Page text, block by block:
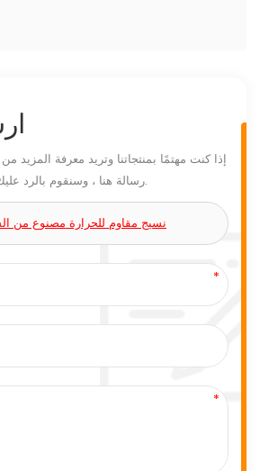
إذا كنت مهتمًا بمنتجاتنا وتريد معرفة المزيد
رسالة هنا ، وسنقوم بالرد عليك في أقرب وقت ممكن.
نسيج مقاوم للحرارة مصنوع من